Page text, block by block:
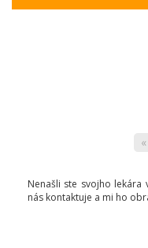
«
Nenašli ste svojho lekára
nás kontaktuje a mi ho